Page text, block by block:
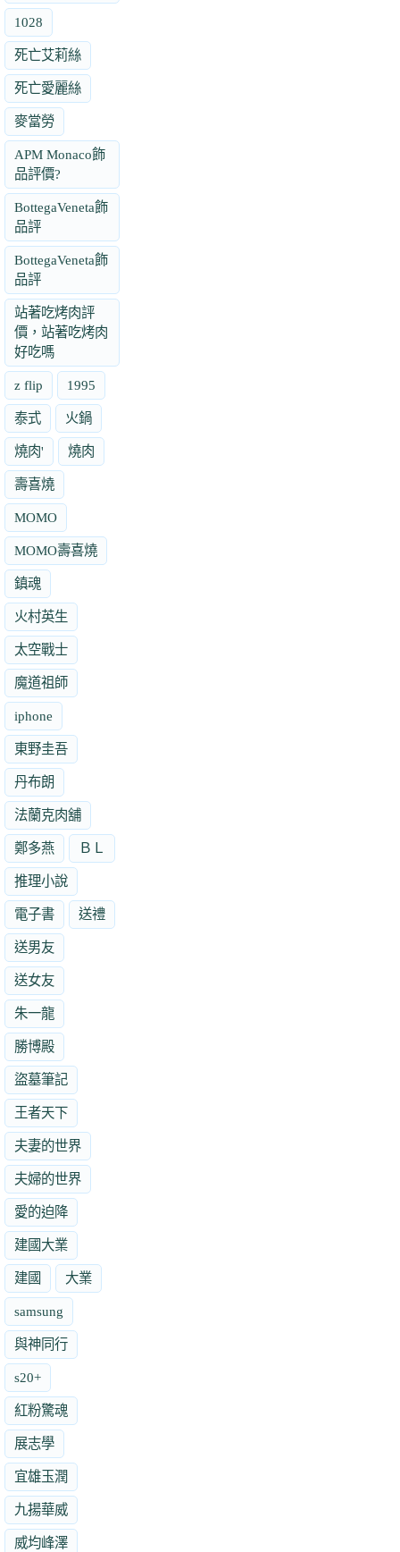
1028
死亡艾莉絲
死亡愛麗絲
麥當勞
APM Monaco飾
品評價?
BottegaVeneta飾
品評
BottegaVeneta飾
品評
站著吃烤肉評
價，站著吃烤肉
好吃嗎
z flip 1995
泰式 火鍋
燒肉' 燒肉
壽喜燒
MOMO
MOMO壽喜燒
鎮魂
火村英生
太空戰士
魔道祖師
iphone
東野圭吾
丹布朗
法蘭克肉舖
鄭多燕 ＢＬ
推理小說
電子書 送禮
送男友
送女友
朱一龍
勝博殿
盜墓筆記
王者天下
夫妻的世界
夫婦的世界
愛的迫降
建國大業
建國 大業
samsung
與神同行
s20+
紅粉驚魂
展志學
宜雄玉潤
九揚華威
威均峰澤